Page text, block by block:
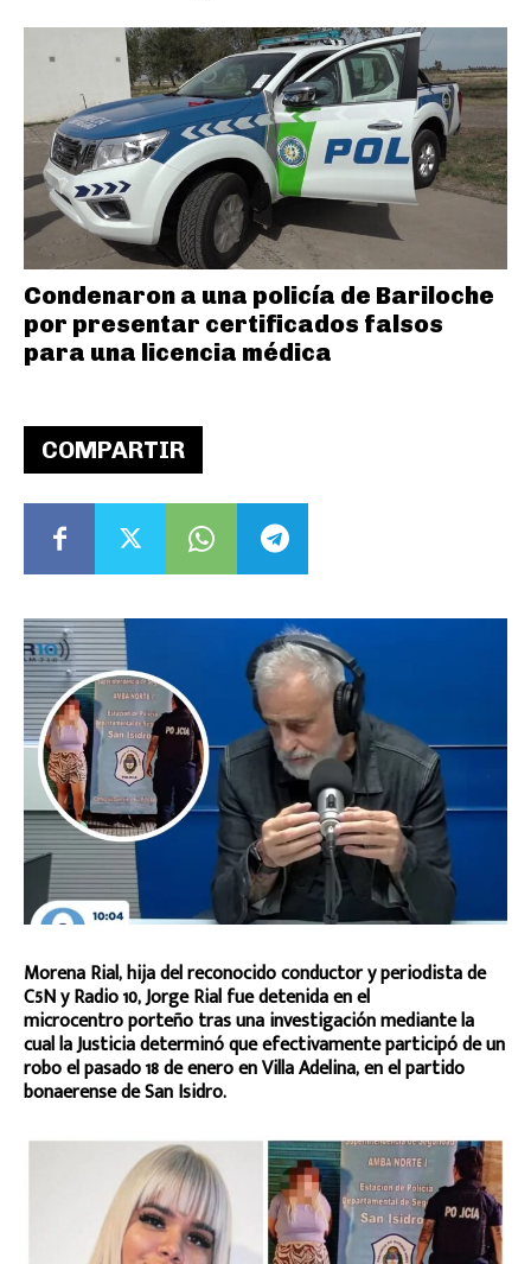
COMPARTIR
Morena Rial, hija del reconocido conductor y periodista de
C5N y Radio 10, Jorge Rial fue detenida en el
microcentro porteño tras una investigación mediante la
cual la Justicia determinó que efectivamente participó de un
robo el pasado 18 de enero en Villa Adelina, en el partido
bonaerense de San Isidro.
Condenaron a una policía de Bariloche
por presentar certificados falsos
para una licencia médica